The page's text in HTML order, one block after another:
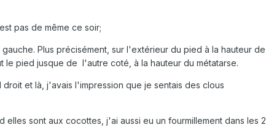
pas de même ce soir;
Plus précisément, sur l'extérieur du pied à la hauteur de
pied jusque de l'autre coté, à la hauteur du métatarse.
et là, j'avais l'impression que je sentais des clous
elles sont aux cocottes, j'ai aussi eu un fourmillement dans les 2